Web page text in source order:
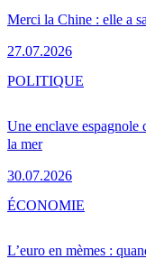
Merci la Chine : elle a
27.07.2026
Une enclave espagnole
la mer
30.07.2026
POLITIQUE
L’euro en mèmes :
ÉCONOMIE